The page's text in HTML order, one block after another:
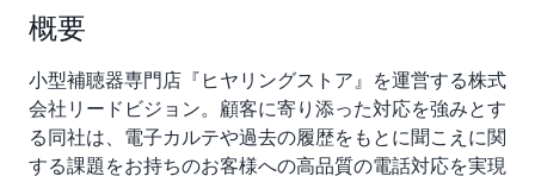
概要
小型補聴器専門店『ヒヤリングストア』を運営する株式
会社リードビジョン。顧客に寄り添った対応を強みとす
る同社は、電子カルテや過去の履歴をもとに聞こえに関
する課題をお持ちのお客様への高品質の電話対応を実現